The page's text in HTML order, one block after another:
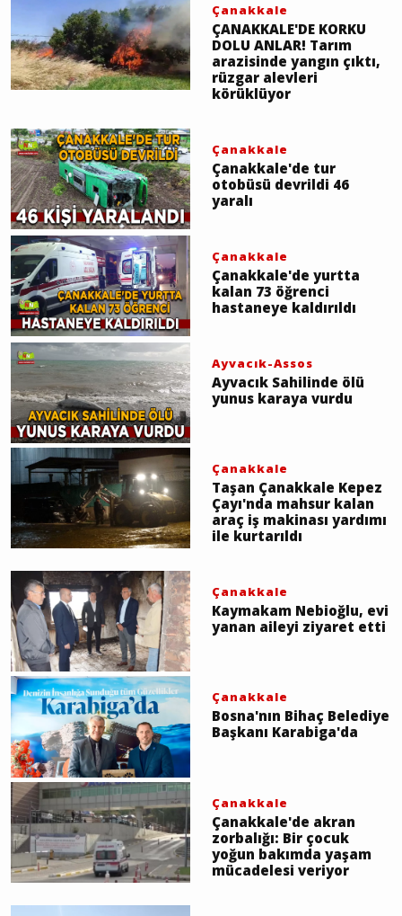
Çanakkale
ÇANAKKALE'DE KORKU
DOLU ANLAR! Tarım
arazisinde yangın çıktı,
rüzgar alevleri
körüklüyor
Çanakkale
Çanakkale'de tur
otobüsü devrildi 46
yaralı
Çanakkale
Çanakkale'de yurtta
kalan 73 öğrenci
hastaneye kaldırıldı
Ayvacık-Assos
Ayvacık Sahilinde ölü
yunus karaya vurdu
Çanakkale
Taşan Çanakkale Kepez
Çayı'nda mahsur kalan
araç iş makinası yardımı
ile kurtarıldı
Çanakkale
Kaymakam Nebioğlu, evi
yanan aileyi ziyaret etti
Çanakkale
Bosna'nın Bihaç Belediye
Başkanı Karabiga'da
Çanakkale
Çanakkale'de akran
zorbalığı: Bir çocuk
yoğun bakımda yaşam
mücadelesi veriyor